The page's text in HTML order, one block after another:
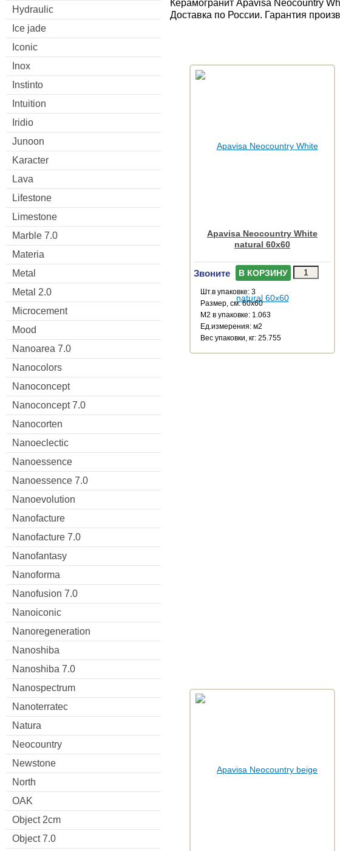
Hydraulic
Ice jade
Iconic
Inox
Instinto
Intuition
Iridio
Junoon
Karacter
Lava
Lifestone
Limestone
Marble 7.0
Materia
Metal
Metal 2.0
Microcement
Mood
Nanoarea 7.0
Nanocolors
Nanoconcept
Nanoconcept 7.0
Nanocorten
Nanoeclectic
Nanoessence
Nanoessence 7.0
Nanoevolution
Nanofacture
Nanofacture 7.0
Nanofantasy
Nanoforma
Nanofusion 7.0
Nanoiconic
Nanoregeneration
Nanoshiba
Nanoshiba 7.0
Nanospectrum
Nanoterratec
Natura
Neocountry
Newstone
North
OAK
Object 2cm
Object 7.0
Керамогранит Apavisa Neocountry
Доставка по России. Гарантия
Apavisa Neocountry White
natural 60x60
Звоните В КОРЗИНУ
Шт.в упаковке: 3
Размер, см: 60x60
М2 в упаковке: 1.063
Ед.измерения: м2
Веc упаковки, кг: 25.755